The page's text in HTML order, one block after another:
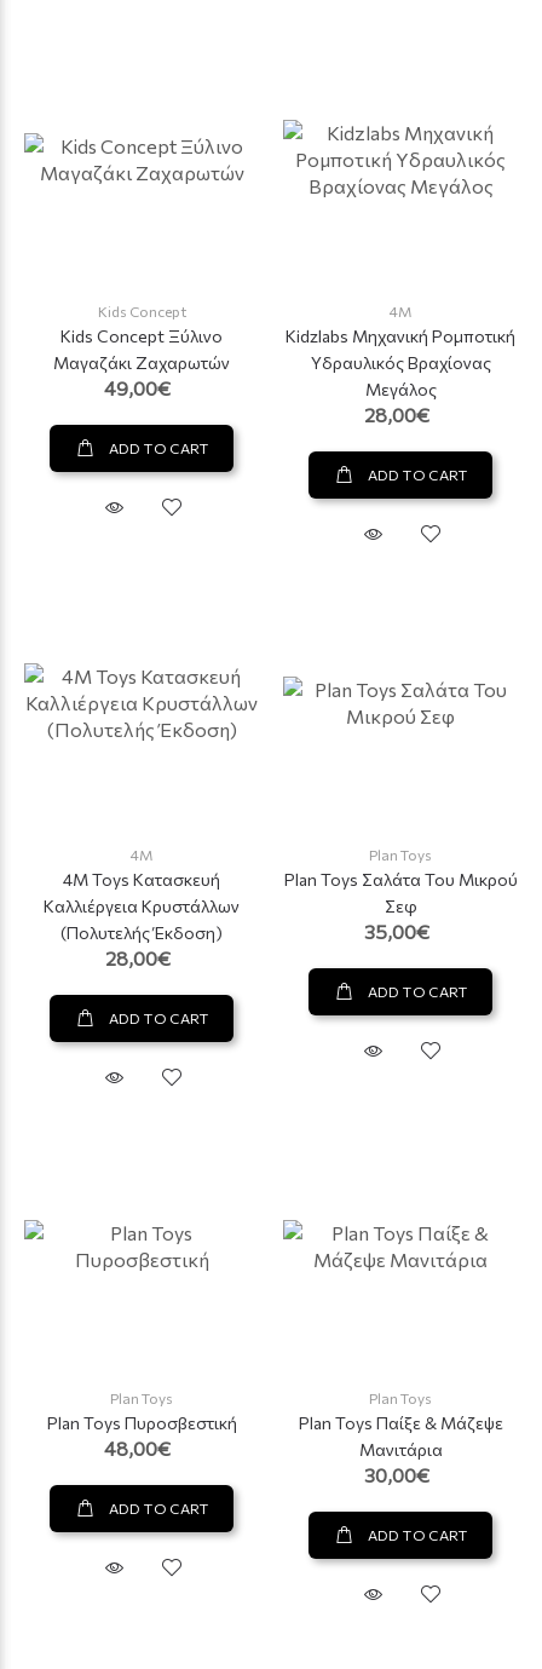
Kids Concept
Kids Concept Ξύλινο
Μαγαζάκι Ζαχαρωτών
49,00€
ADD TO CART
4M
Kidzlabs Μηχανική Ρομποτική
Υδραυλικός Βραχίονας
Μεγάλος
28,00€
ADD TO CART
4M
4M Toys Κατασκευή
Καλλιέργεια Κρυστάλλων
(Πολυτελής Έκδοση)
28,00€
ADD TO CART
Plan Toys
Plan Toys Σαλάτα Του Μικρού
Σεφ
35,00€
ADD TO CART
Plan Toys
Plan Toys Πυροσβεστική
48,00€
ADD TO CART
Plan Toys
Plan Toys Παίξε & Μάζεψε
Μανιτάρια
30,00€
ADD TO CART